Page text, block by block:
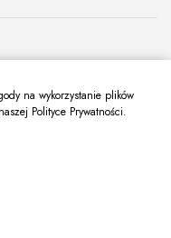
na wykorzystanie plików
Polityce Prywatności.